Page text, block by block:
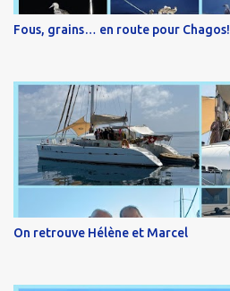
Fous, grains… en route pour Chagos!
On retrouve Hélène et Marcel